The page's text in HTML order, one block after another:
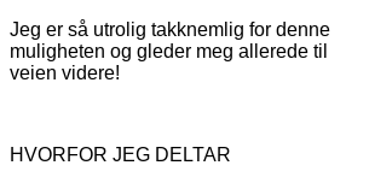
Jeg er så utrolig takknemlig for denne
muligheten og gleder meg allerede til
veien videre!
HVORFOR JEG DELTAR